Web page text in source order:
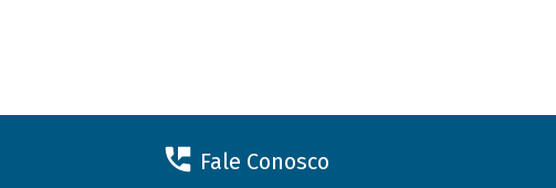
Fale Conosco